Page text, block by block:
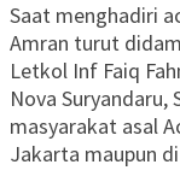
Saat menghadiri
Amran turut
Letkol Inf Faiq
Nova Suryandaru,
masyarakat asal
Jakarta maupun